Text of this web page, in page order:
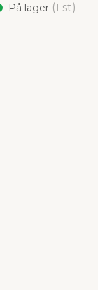
På lager (1 st)